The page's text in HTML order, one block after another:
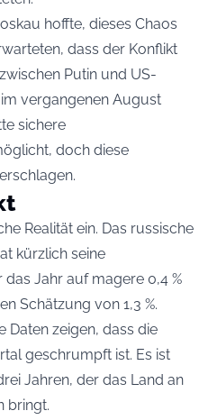
hoffte, dieses Chaos
dass der Konflikt
Putin und US-
vergangenen August
sichere
doch diese
Realität ein. Das russische
kürzlich seine
Jahr auf magere 0,4 %
Schätzung von 1,3 %.
Daten zeigen, dass die
geschrumpft ist. Es ist
Jahren, der das Land an
bringt.